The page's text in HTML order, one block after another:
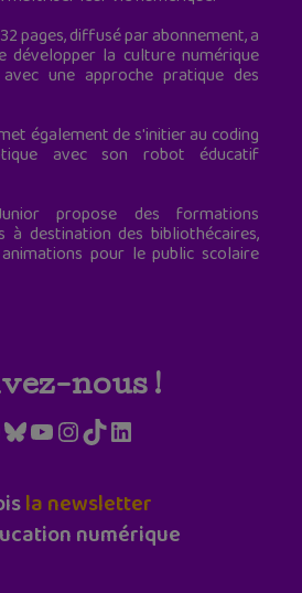
pages, diffusé par abonnement, a
développer la culture numérique
une approche pratique des
également de s'initier au coding
avec son robot éducatif
propose des formations
à destination des bibliothécaires,
pour le public scolaire
nous !
Bluesky
YouTube
Instagram
TikTokLinkedIn
la newsletter
numérique